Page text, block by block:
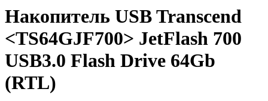
Накопитель USB Transcend
<TS64GJF700> JetFlash 700
USB3.0 Flash Drive 64Gb
(RTL)